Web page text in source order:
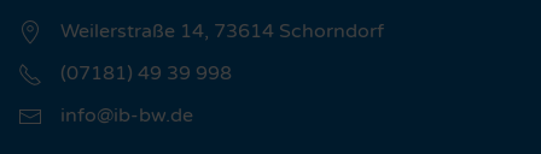
Weilerstraße 14, 73614 Schorndorf
(07181) 49 39 998
info@ib-bw.de